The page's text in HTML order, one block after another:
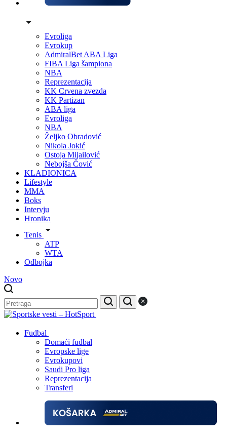
Evroliga
Evrokup
AdmiralBet ABA Liga
FIBA Liga šampiona
NBA
Reprezentacija
KK Crvena zvezda
KK Partizan
ABA liga
Evroliga
NBA
Željko Obradović
Nikola Jokić
Ostoja Mijailović
Nebojša Čović
KLADIONICA
Lifestyle
MMA
Boks
Intervju
Hronika
Tenis
ATP
WTA
Odbojka
Novo
Fudbal
Domaći fudbal
Evropske lige
Evrokupovi
Saudi Pro liga
Reprezentacija
Transferi